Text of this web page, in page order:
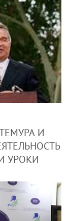
И
УРОКИ